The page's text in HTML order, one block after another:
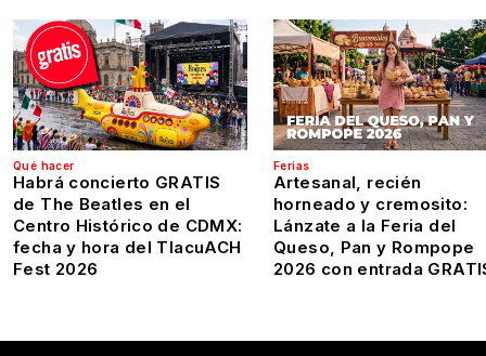
Qué hacer
Habrá concierto GRATIS
de The Beatles en el
Centro Histórico de CDMX:
fecha y hora del TlacuACH
Fest 2026
Ferias
Artesanal, recién
horneado y cremosito:
Lánzate a la Feria del
Queso, Pan y Rompope
2026 con entrada